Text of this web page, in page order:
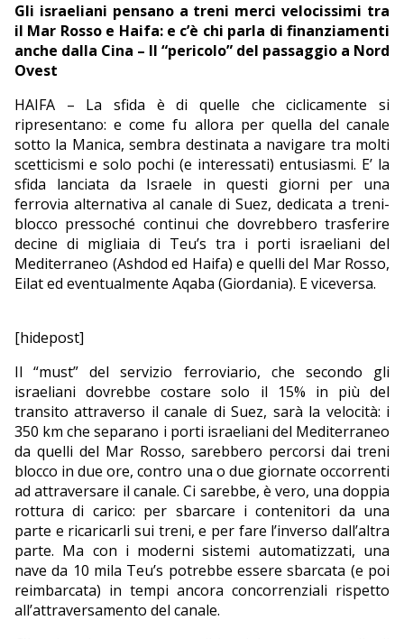
CULTURA
NAUTICA
EDITORIALI
Gli israeliani pensano a treni merci velocissimi tra
il Mar Rosso e Haifa: e c’è chi parla di finanziamenti
anche dalla Cina – Il “pericolo” del passaggio a Nord
Ovest
HAIFA – La sfida è di quelle che ciclicamente si
ripresentano: e come fu allora per quella del canale
sotto la Manica, sembra destinata a navigare tra molti
scetticismi e solo pochi (e interessati) entusiasmi. E’ la
sfida lanciata da Israele in questi giorni per una
ferrovia alternativa al canale di Suez, dedicata a treni-
blocco pressoché continui che dovrebbero trasferire
decine di migliaia di Teu’s tra i porti israeliani del
Mediterraneo (Ashdod ed Haifa) e quelli del Mar Rosso,
Eilat ed eventualmente Aqaba (Giordania). E viceversa.
[hidepost]
Il “must” del servizio ferroviario, che secondo gli
israeliani dovrebbe costare solo il 15% in più del
transito attraverso il canale di Suez, sarà la velocità: i
350 km che separano i porti israeliani del Mediterraneo
da quelli del Mar Rosso, sarebbero percorsi dai treni
blocco in due ore, contro una o due giornate occorrenti
ad attraversare il canale. Ci sarebbe, è vero, una doppia
rottura di carico: per sbarcare i contenitori da una
parte e ricaricarli sui treni, e per fare l’inverso dall’altra
parte. Ma con i moderni sistemi automatizzati, una
nave da 10 mila Teu’s potrebbe essere sbarcata (e poi
reimbarcata) in tempi ancora concorrenziali rispetto
all’attraversamento del canale.